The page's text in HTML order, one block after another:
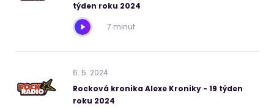
týden roku 2024
7 minut
6. 5. 2024
Rocková kronika Alexe Kroniky - 19 týden
roku 2024